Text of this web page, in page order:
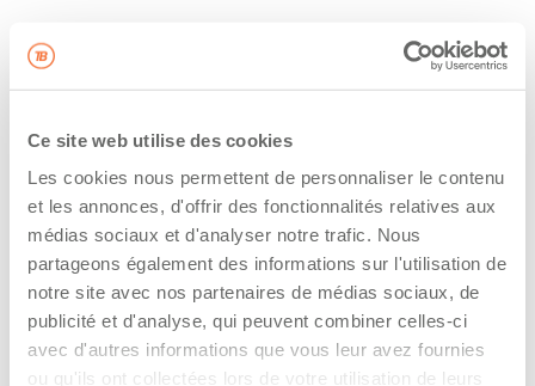
Ce site web utilise des cookies
Les cookies nous permettent de personnaliser le contenu
et les annonces, d'offrir des fonctionnalités relatives aux
médias sociaux et d'analyser notre trafic. Nous
partageons également des informations sur l'utilisation de
notre site avec nos partenaires de médias sociaux, de
publicité et d'analyse, qui peuvent combiner celles-ci
avec d'autres informations que vous leur avez fournies
ou qu'ils ont collectées lors de votre utilisation de leurs